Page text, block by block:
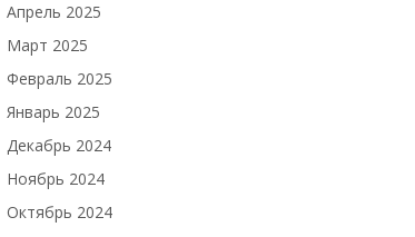
Апрель 2025
Март 2025
Февраль 2025
Январь 2025
Декабрь 2024
Ноябрь 2024
Октябрь 2024